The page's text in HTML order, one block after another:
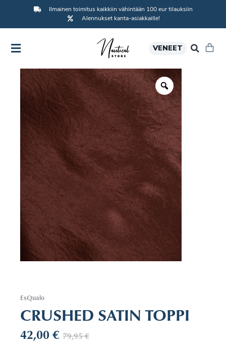
Ilmainen toimitus kaikkiin vähintään 100 eur tilauksiin
Alennukset kanta-asiakkaille!
VENEET
EsQualo
CRUSHED SATIN TOPPI
42,00€ 79,95€